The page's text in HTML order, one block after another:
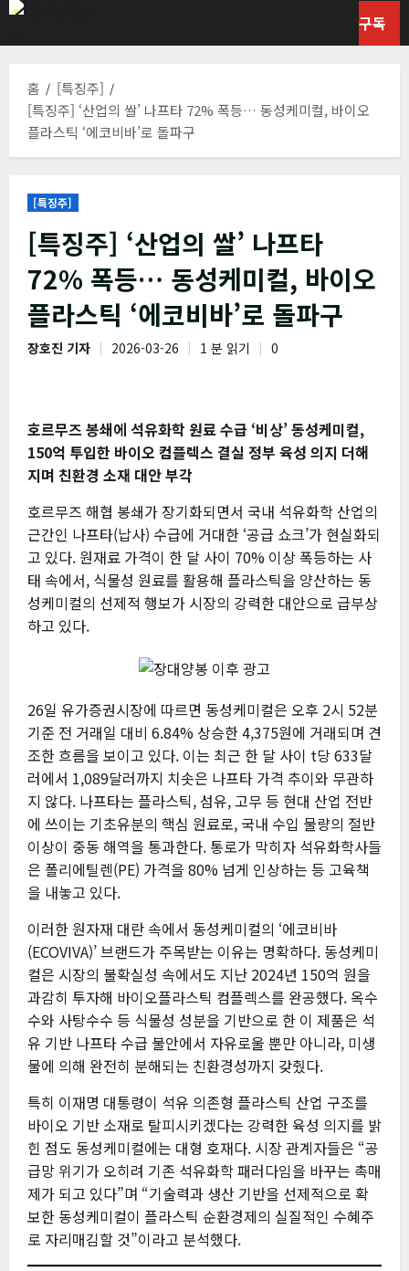
콘
구독
홈
[특징주]
[특징주] ‘산업의 쌀’ 나프타 72% 폭등… 동성케미컬, 바이오
플라스틱 ‘에코비바’로 돌파구
[특징주]
[특징주] ‘산업의 쌀’ 나프타
72% 폭등… 동성케미컬, 바이오
플라스틱 ‘에코비바’로 돌파구
장호진 기자 2026-03-26 1 분 읽기 0
호르무즈 봉쇄에 석유화학 원료 수급 ‘비상’동성케미컬,
150억 투입한 바이오 컴플렉스 결실 정부 육성 의지 더해
지며 친환경 소재 대안 부각
호르무즈 해협 봉쇄가 장기화되면서 국내 석유화학 산업의
근간인 나프타(납사) 수급에 거대한 ‘공급 쇼크’가 현실화되
고 있다. 원재료 가격이 한 달 사이 70% 이상 폭등하는 사
태 속에서, 식물성 원료를 활용해 플라스틱을 양산하는 동
성케미컬의 선제적 행보가 시장의 강력한 대안으로 급부상
하고 있다.
26일 유가증권시장에 따르면 동성케미컬은 오후 2시 52분
기준 전 거래일 대비 6.84% 상승한 4,375원에 거래되며 견
조한 흐름을 보이고 있다. 이는 최근 한 달 사이 t당 633달
러에서 1,089달러까지 치솟은 나프타 가격 추이와 무관하
지 않다. 나프타는 플라스틱, 섬유, 고무 등 현대 산업 전반
에 쓰이는 기초유분의 핵심 원료로, 국내 수입 물량의 절반
이상이 중동 해역을 통과한다. 통로가 막히자 석유화학사들
은 폴리에틸렌(PE) 가격을 80% 넘게 인상하는 등 고육책
을 내놓고 있다.
이러한 원자재 대란 속에서 동성케미컬의 ‘에코비바
(ECOVIVA)’ 브랜드가 주목받는 이유는 명확하다. 동성케미
컬은 시장의 불확실성 속에서도 지난 2024년 150억 원을
과감히 투자해 바이오플라스틱 컴플렉스를 완공했다. 옥수
수와 사탕수수 등 식물성 성분을 기반으로 한 이 제품은 석
유 기반 나프타 수급 불안에서 자유로울 뿐만 아니라, 미생
물에 의해 완전히 분해되는 친환경성까지 갖췄다.
특히 이재명 대통령이 석유 의존형 플라스틱 산업 구조를
바이오 기반 소재로 탈피시키겠다는 강력한 육성 의지를 밝
힌 점도 동성케미컬에는 대형 호재다. 시장 관계자들은 “공
급망 위기가 오히려 기존 석유화학 패러다임을 바꾸는 촉매
제가 되고 있다”며 “기술력과 생산 기반을 선제적으로 확
보한 동성케미컬이 플라스틱 순환경제의 실질적인 수혜주
로 자리매김할 것”이라고 분석했다.